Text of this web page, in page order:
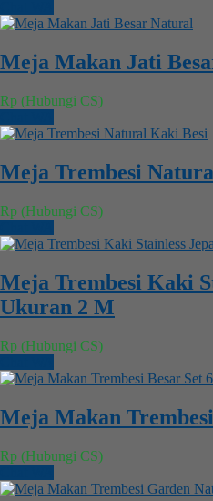
Meja Makan Jati
Rp (Hubungi CS)
Meja Trembesi
Rp (Hubungi CS)
Meja Trembesi Kaki
Ukuran 2 M
Rp (Hubungi CS)
Meja Makan
Rp (Hubungi CS)